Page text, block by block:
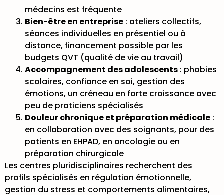
médecins est fréquente
Bien-être en entreprise : ateliers collectifs,
séances individuelles en présentiel ou à
distance, financement possible par les
budgets QVT (qualité de vie au travail)
Accompagnement des adolescents : phobies
scolaires, confiance en soi, gestion des
émotions, un créneau en forte croissance avec
peu de praticiens spécialisés
Douleur chronique et préparation médicale :
en collaboration avec des soignants, pour des
patients en EHPAD, en oncologie ou en
préparation chirurgicale
Les centres pluridisciplinaires recherchent des
profils spécialisés en régulation émotionnelle,
gestion du stress et comportements alimentaires,